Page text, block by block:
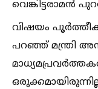
വെങ്കിട്ടരാമന്‍
വിഷയം
പറഞ്ഞ് മന്ത്രി